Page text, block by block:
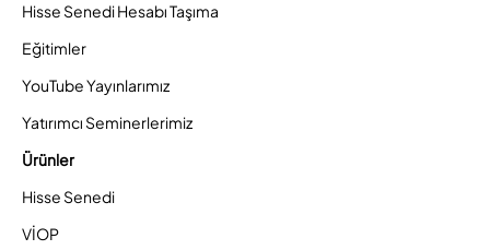
Hisse Senedi Hesabı Taşıma
Eğitimler
YouTube Yayınlarımız
Yatırımcı Seminerlerimiz
Ürünler
Hisse Senedi
VİOP